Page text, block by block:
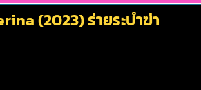
(2023) ร่ายระบำฆ่า